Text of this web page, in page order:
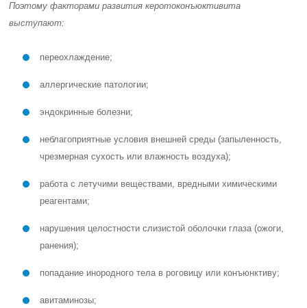
Поэтому факторами развития керотоконъюктивита
выступают:
переохлаждение;
аллергические патологии;
эндокринные болезни;
неблагоприятные условия внешней среды (запыленность,
чрезмерная сухость или влажность воздуха);
работа с летучими веществами, вредными химическими
реагентами;
нарушения целостности слизистой оболочки глаза (ожоги,
ранения);
попадание инородного тела в роговицу или конъюнктиву;
авитаминозы;